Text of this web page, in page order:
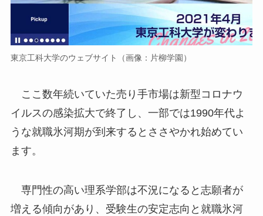
東京工科大学のウェブサイト（画像：片柳学園）
ここ数年続いていた売り手市場は新型コロナウ
イルスの感染拡大で終了し、一部では1990年代よ
うな就職氷河期が到来するとささやかれ始めてい
ます。
専門性の高い理系学部は不況になると志願者が
増える傾向があり、受験生の安定志向と就職氷河